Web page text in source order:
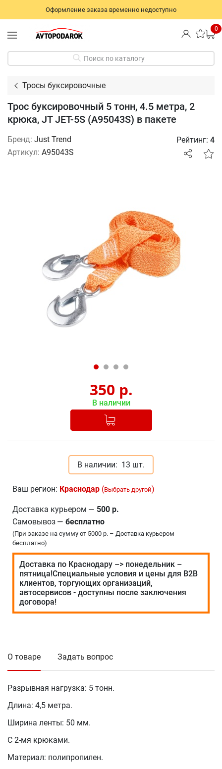
Оформление заказа временно недоступно
0
Поиск по каталогу
Тросы буксировочные
Трос буксировочный 5 тонн, 4.5 метра, 2
крюка, JT JET-5S (A95043S) в пакете
Бренд: Just Trend
Артикул: A95043S
Рейтинг: 4
350 р.
В наличии
Добавлено в корзину
В наличии: 13 шт.
Ваш регион: Краснодар (Выбрать другой)
Доставка курьером — 500 р.
Самовывоз — бесплатно
(При заказе на сумму от 5000 р. – Доставка курьером
бесплатно)
Доставка по Краснодару –> понедельник –
пятница!Специальные условия и цены для В2В
клиентов, торгующих организаций,
автосервисов - доступны после заключения
договора!
О товаре Задать вопрос
Разрывная нагрузка: 5 тонн.
Длина: 4,5 метра.
Ширина ленты: 50 мм.
С 2-мя крюками.
Материал: полипропилен.